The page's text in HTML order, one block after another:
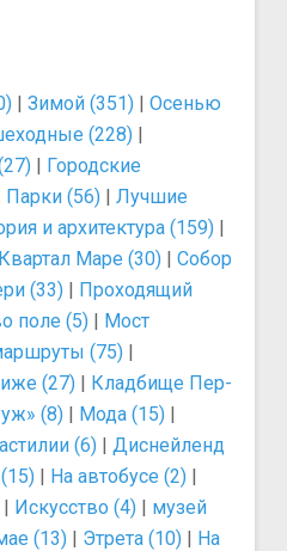
| Зимой (351) | Осенью
(228) |
| Городские
Парки (56) | Лучшие
и архитектура (159) |
Квартал Маре (30) | Собор
(33) | Проходящий
поле (5) | Мост
(75) |
(27) | Кладбище Пер-
(8) | Мода (15) |
(6) | Диснейленд
| На автобусе (2) |
| Искусство (4) | музей
(13) | Этрета (10) | На